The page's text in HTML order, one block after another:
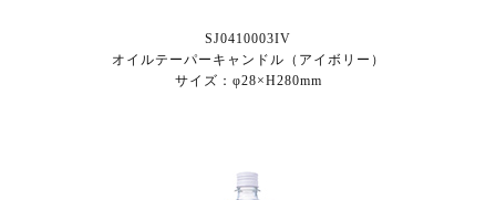
SJ0410003IV
オイルテーパーキャンドル（アイボリー）
サイズ：φ28×H280mm